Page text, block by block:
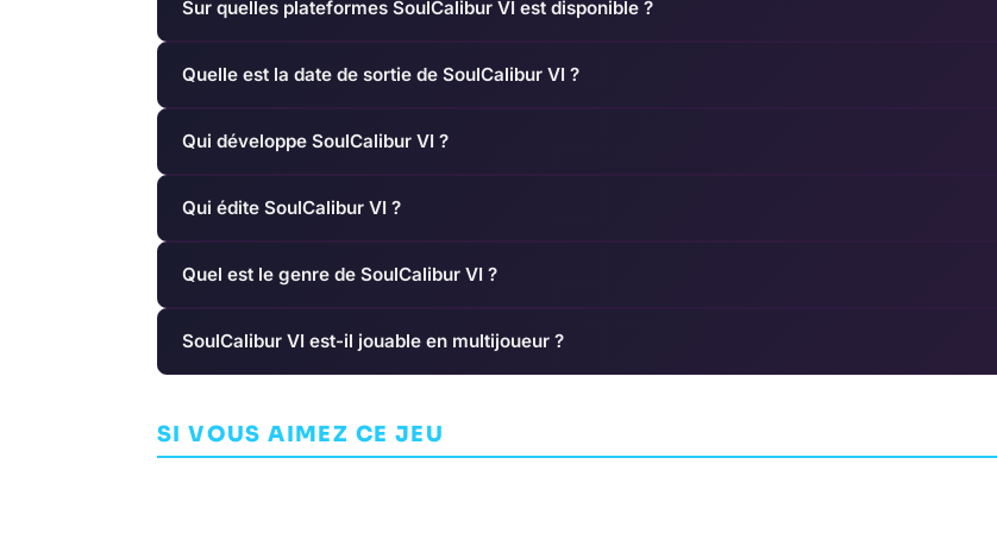
Sur quelles plateformes SoulCalibur VI est disponible ?
Quelle est la date de sortie de SoulCalibur VI ?
Qui développe SoulCalibur VI ?
Qui édite SoulCalibur VI ?
Quel est le genre de SoulCalibur VI ?
SoulCalibur VI est-il jouable en multijoueur ?
SI VOUS AIMEZ CE JEU
Viking Squad Mother Russia Bleeds